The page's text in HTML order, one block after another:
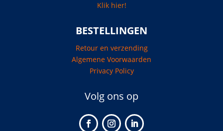
Klik hier!
BESTELLINGEN
Retour en verzending
Algemene Voorwaarden
Privacy Policy
Volg ons op